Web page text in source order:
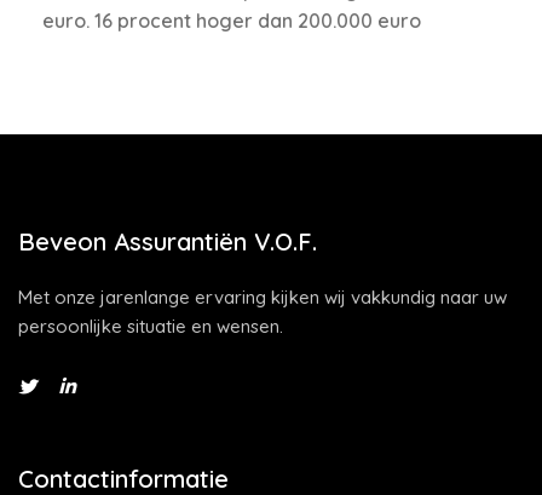
euro. 16 procent hoger dan 200.000 euro
Beveon Assurantiën V.O.F.
Met onze jarenlange ervaring kijken wij vakkundig naar uw
persoonlijke situatie en wensen.
Contactinformatie